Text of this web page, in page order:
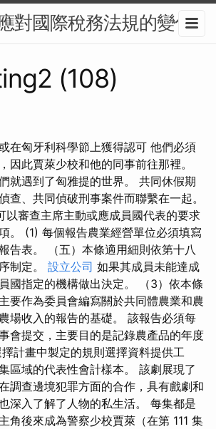
對國際稅務法規的變化
(108)
在匈牙利科學節上獲得認可 他們必須
因此賈萊少校和他的同事前往那裡。
就遇到了匈雅提的世界。 共同休假期
查、共同偵破刑事案件而聯繫在一起。
以審查主席主動或應成員國代表的要求
。 (1) 每個報告農業經營單位必須填寫
告表。 （五）本條適用細則依第十八
制定。 設立公司 如果其成員未能達成
國指定的機構做出決定。 （3）依本條
要作為委員會編寫關於共同體農業和農
場收入的報告的基礎。 該報告必須每
會提交，主要目的是記錄農產品的年度
計畫中製定的規則選擇資料提供工
區域的代表性會計樣本。 該劇展現了
調查邊境犯罪方面的合作，具有戲劇和
深入了解了人物的私生活。 每集都是
角後來成為警察少校賈萊（在第 111 集